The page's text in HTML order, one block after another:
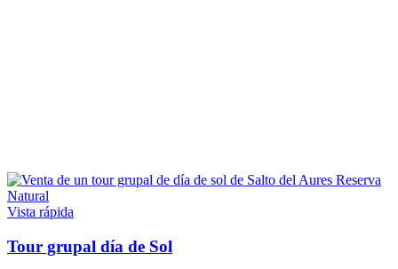
Vista rápida
Tour grupal día de Sol